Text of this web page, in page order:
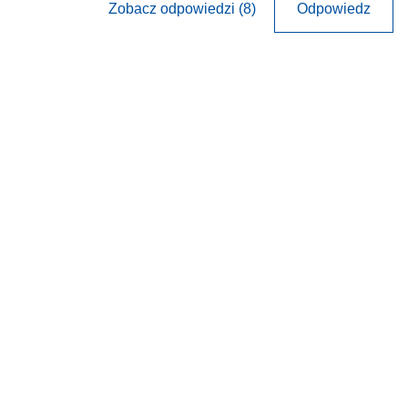
Zobacz odpowiedzi (8) Odpowiedz